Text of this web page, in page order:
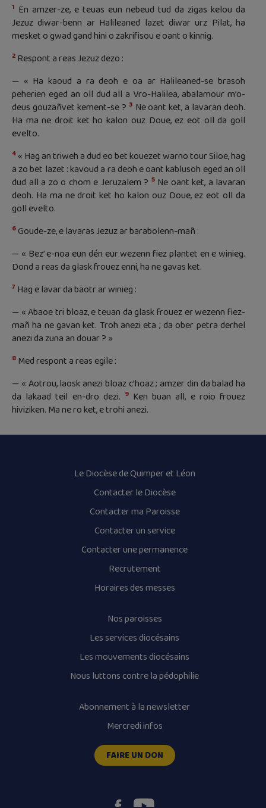
1 En amzer-ze, e teuas eun nebeud tud da zigas kelou da
Jezuz diwar-benn ar Halileaned lazet diwar urz Pilat, ha
mesket o gwad gand hini o zakrifisou e oant o kinnig.
2 Respont a reas Jezuz dezo :
— « Ha kaoud a ra deoh e oa ar Halileaned-se brasoh
peherien eged an oll dud all a Vro-Halilea, abalamour m’o-
deus gouzañvet kement-se ? 3 Ne oant ket, a lavaran deoh.
Ha ma ne droit ket ho kalon ouz Doue, ez eot oll da goll
evelto.
4 « Hag an triweh a dud eo bet kouezet warno tour Siloe, hag
a zo bet lazet : kavoud a ra deoh e oant kablusoh eged an oll
dud all a zo o chom e Jeruzalem ? 5Ne oant ket, a lavaran
deoh. Ha ma ne droit ket ho kalon ouz Doue, ez eot oll da
goll evelto.
6 Goude-ze, e lavaras Jezuz ar barabolenn-mañ :
— « Bez’ e-noa eun dén eur wezenn fiez plantet en e winieg.
Dond a reas da glask frouez enni, ha ne gavas ket.
7 Hag e lavar da baotr ar winieg :
— « Abaoe tri bloaz, e teuan da glask frouez er wezenn fiez-
mañ ha ne gavan ket. Troh anezi eta ; da ober petra derhel
anezi da zuna an douar ? »
8 Med respont a reas egile :
— « Aotrou, laosk anezi bloaz c’hoaz ; amzer din da balad ha
da lakaad teil en-dro dezi. 9Ken buan all, e roio frouez
hiviziken. Ma ne ro ket, e trohi anezi.
Le Diocèse de Quimper et Léon
Contacter le Diocèse
Contacter ma Paroisse
Contacter un service
Contacter une permanence
Recrutement
Horaires des messes
Nos paroisses
Les services diocésains
Les mouvements diocésains
Nous luttons contre la pédophilie
Abonnement à la newsletter
Mercredi infos
FAIRE UN DON